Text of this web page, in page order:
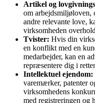
Artikel og
om arbejdsmiljøloven,
andre relevante love,
virksomheden
Tvister: Hvis din
en konflikt med en
medarbejder, kan en
repræsentere dig i
Intellektuel ejendom:
varemærker, patenter
virksomhedens
med registreringen og